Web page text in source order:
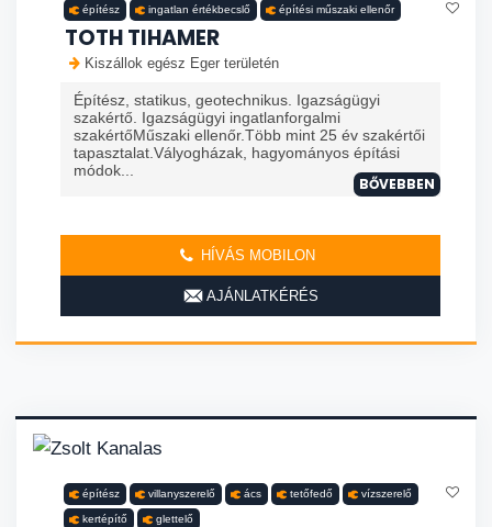
építész ingatlan értékbecslő építési műszaki ellenőr
TOTH TIHAMER
Kiszállok egész Eger területén
Építész, statikus, geotechnikus. Igazságügyi
szakértő. Igazságügyi ingatlanforgalmi
szakértőMűszaki ellenőr.Több mint 25 év szakértői
tapasztalat.Vályogházak, hagyományos építási
módok...
BŐVEBBEN
HÍVÁS MOBILON
AJÁNLATKÉRÉS
építész villanyszerelő ács tetőfedő vízszerelő
kertépítő glettelő